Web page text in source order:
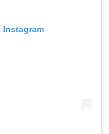
Instagram